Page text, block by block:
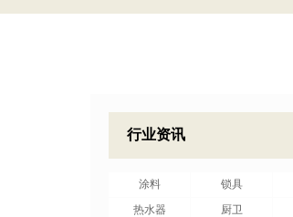
行业资讯
涂料 锁具
热水器
厨卫